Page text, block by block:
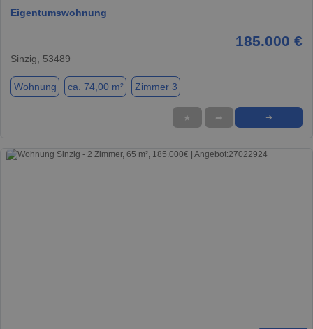
Eigentumswohnung
185.000 €
Sinzig, 53489
Wohnung ca. 74,00 m² Zimmer 3
★ ➦ ➜